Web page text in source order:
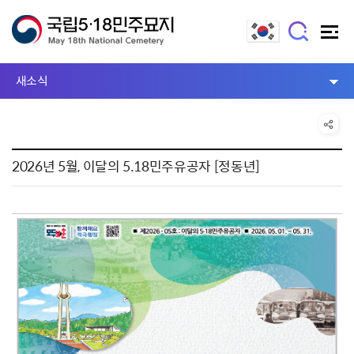
새소식
2026년 5월, 이달의 5.18민주유공자 [정동년]